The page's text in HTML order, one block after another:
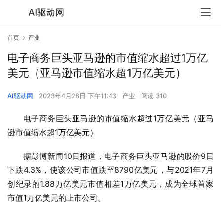
首页 产业
电子商务巨头亚马逊的市值缩水超过1万亿
美元（亚马逊市值缩水超1万亿美元）
AI驱动网 2023年4月28日 下午11:43 产业 阅读 310
电子商务巨头亚马逊的市值缩水超过1万亿美元（亚马
逊市值缩水超1万亿美元）
据彭博新闻10日报道，电子商务巨头亚马逊的股价9日
下跌4.3%，使该公司市值跌至8790亿美元，与2021年7月
创纪录的1.88万亿美元市值相差1万亿美元，成为全球首家
市值1万亿美元的上市公司。